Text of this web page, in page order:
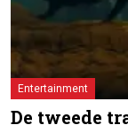
Entertainment
De tweede